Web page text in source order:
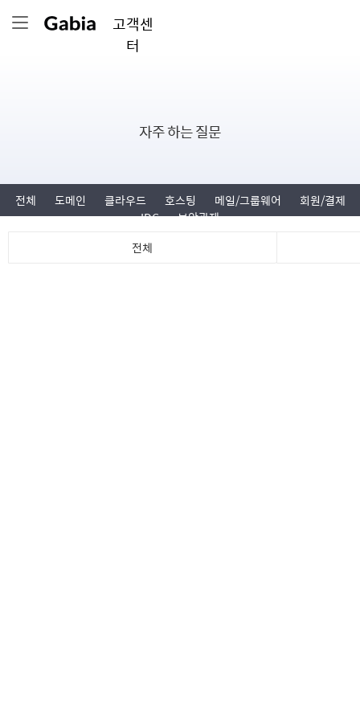
고객센
터
자주 하는 질문
전체 도메인 클라우드 호스팅 메일/그룹웨어
회원/결제
IDC
보안관제
전체